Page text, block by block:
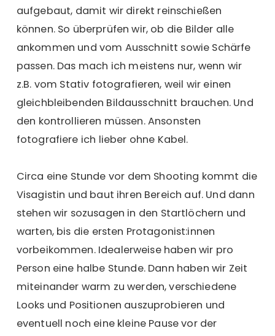
aufgebaut, damit wir direkt reinschießen
können. So überprüfen wir, ob die Bilder alle
ankommen und vom Ausschnitt sowie Schärfe
passen. Das mach ich meistens nur, wenn wir
z.B. vom Stativ fotografieren, weil wir einen
gleichbleibenden Bildausschnitt brauchen. Und
den kontrollieren müssen. Ansonsten
fotografiere ich lieber ohne Kabel.
Circa eine Stunde vor dem Shooting kommt die
Visagistin und baut ihren Bereich auf. Und dann
stehen wir sozusagen in den Startlöchern und
warten, bis die ersten Protagonist:innen
vorbeikommen. Idealerweise haben wir pro
Person eine halbe Stunde. Dann haben wir Zeit
miteinander warm zu werden, verschiedene
Looks und Positionen auszuprobieren und
eventuell noch eine kleine Pause vor der